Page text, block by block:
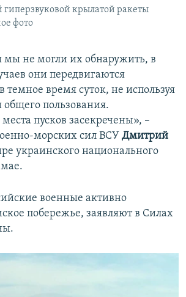
гиперзвуковой крылатой ракеты
фото
мы не могли их обнаружить, в
они передвигаются
темное время суток, не используя
общего пользования.
пусков засекречены», –
морских сил ВСУ Дмитрий
украинского национального
военные активно
побережье, заявляют в Силах